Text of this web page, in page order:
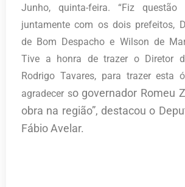
Junho, quinta-feira. “Fiz
juntamente com os dois prefeitos,
de Bom Despacho e Wilson de
Tive a honra de trazer o Diretor
Rodrigo Tavares, para trazer esta
agradecer so governador Romeu
obra na região”, destacou o
Fábio Avelar.